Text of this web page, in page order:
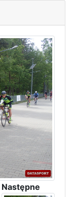
Następne